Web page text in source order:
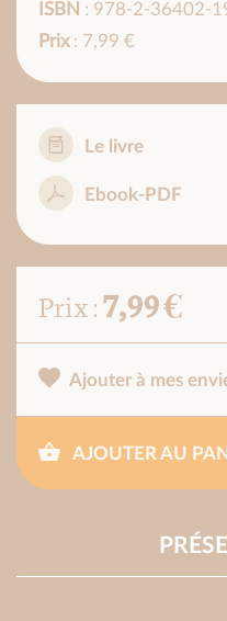
ISBN : 978-2-36402-
Prix: 7,99 €
Le livre
Ebook-PDF
Prix :7,99 €
Ajouter à mes
AJOUTER AU